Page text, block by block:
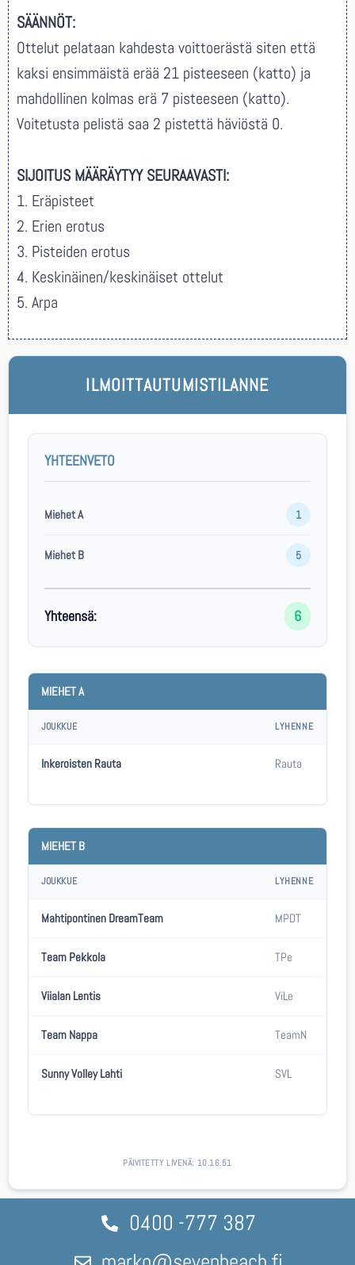
SÄÄNNÖT:
Ottelut pelataan kahdesta voittoerästä siten että
kaksi ensimmäistä erää 21 pisteeseen (katto) ja
mahdollinen kolmas erä 7 pisteeseen (katto).
Voitetusta pelistä saa 2 pistettä häviöstä 0.
SIJOITUS MÄÄRÄYTYY SEURAAVASTI:
1. Eräpisteet
2. Erien erotus
3. Pisteiden erotus
4. Keskinäinen/keskinäiset ottelut
5. Arpa
ILMOITTAUTUMISTILANNE
YHTEENVETO
Miehet A 1
Miehet B 5
Yhteensä: 6
MIEHET A
JOUKKUE LYHENNE
Inkeroisten Rauta Rauta
MIEHET B
JOUKKUE LYHENNE
Mahtipontinen DreamTeam MPDT
Team Pekkola TPe
Viialan Lentis ViLe
Team Nappa TeamN
Sunny Volley Lahti SVL
PÄIVITETTY LIVENÄ: 10.16.51
0400 -777 387